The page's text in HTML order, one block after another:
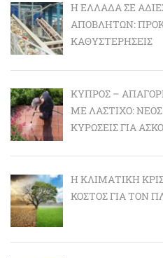
Η ΕΛΛΆΔΑ ΣΕ
ΑΠΟΒΛΉΤΩΝ:
ΚΑΘΥΣΤΕΡΉΣΕΙΣ
ΚΎΠΡΟΣ –
ΜΕ ΛΆΣΤΙΧΟ:
ΚΥΡΏΣΕΙΣ ΓΙΑ
Η ΚΛΙΜΑΤΙΚΉ
ΚΌΣΤΟΣ ΓΙΑ ΤΟΝ